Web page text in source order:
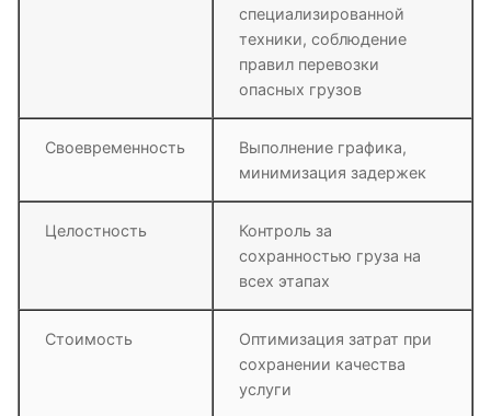
специализированной
техники, соблюдение
правил перевозки
опасных грузов
Своевременность
Выполнение графика,
минимизация задержек
Целостность
Контроль за
сохранностью груза на
всех этапах
Стоимость
Оптимизация затрат при
сохранении качества
услуги